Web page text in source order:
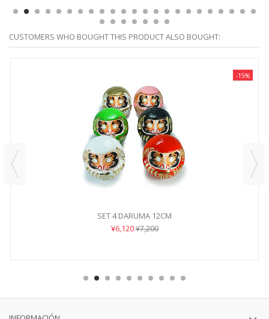
CUSTOMERS WHO BOUGHT THIS PRODUCT ALSO BOUGHT:
-15%
SET 4 DARUMA 12CM
¥6,120¥7,200